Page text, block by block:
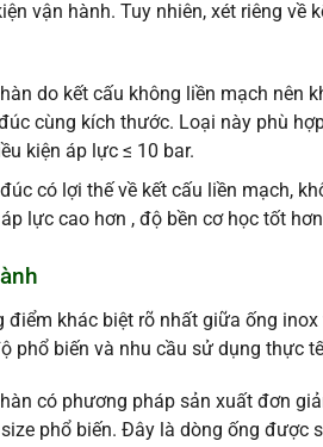
vận hành. Tuy nhiên, xét riêng về
do kết cấu không liền mạch nên
cùng kích thước. Loại này phù
kiện áp lực ≤ 10 bar.
có lợi thế về kết cấu liền mạch,
lực cao hơn , độ bền cơ học tốt
điểm khác biệt rõ nhất giữa ống
phổ biến và nhu cầu sử dụng thực
có phương pháp sản xuất đơn
phổ biến. Đây là dòng ống được